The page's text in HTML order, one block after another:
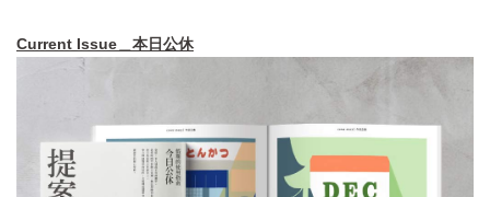
Current Issue＿本日公休